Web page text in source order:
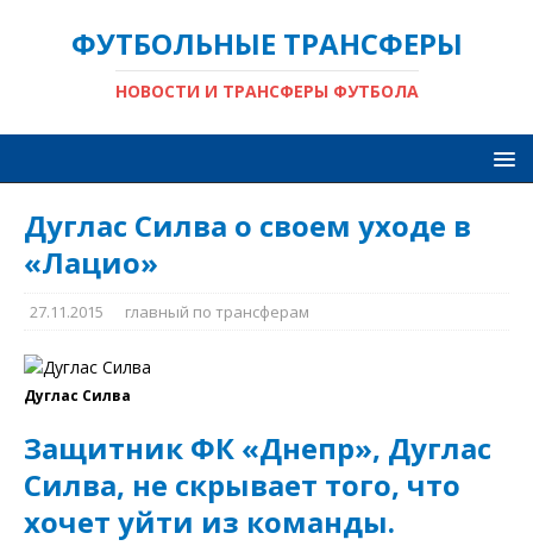
ФУТБОЛЬНЫЕ ТРАНСФЕРЫ
НОВОСТИ И ТРАНСФЕРЫ ФУТБОЛА
Дуглас Силва о своем уходе в
«Лацио»
27.11.2015 главный по трансферам
Дуглас Силва
Защитник ФК «Днепр», Дуглас
Силва, не скрывает того, что
хочет уйти из команды.